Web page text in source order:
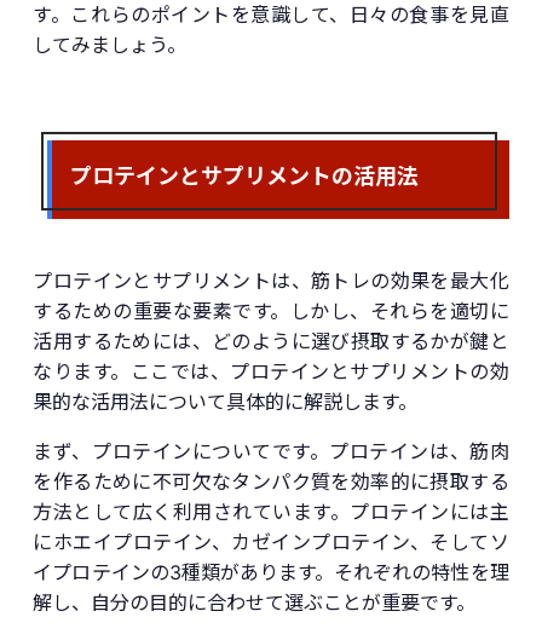
す。これらのポイントを意識して、日々の食事を見直
してみましょう。
プロテインとサプリメントの活用法
プロテインとサプリメントは、筋トレの効果を最大化
するための重要な要素です。しかし、それらを適切に
活用するためには、どのように選び摂取するかが鍵と
なります。ここでは、プロテインとサプリメントの効
果的な活用法について具体的に解説します。
まず、プロテインについてです。プロテインは、筋肉
を作るために不可欠なタンパク質を効率的に摂取する
方法として広く利用されています。プロテインには主
にホエイプロテイン、カゼインプロテイン、そしてソ
イプロテインの3種類があります。それぞれの特性を理
解し、自分の目的に合わせて選ぶことが重要です。